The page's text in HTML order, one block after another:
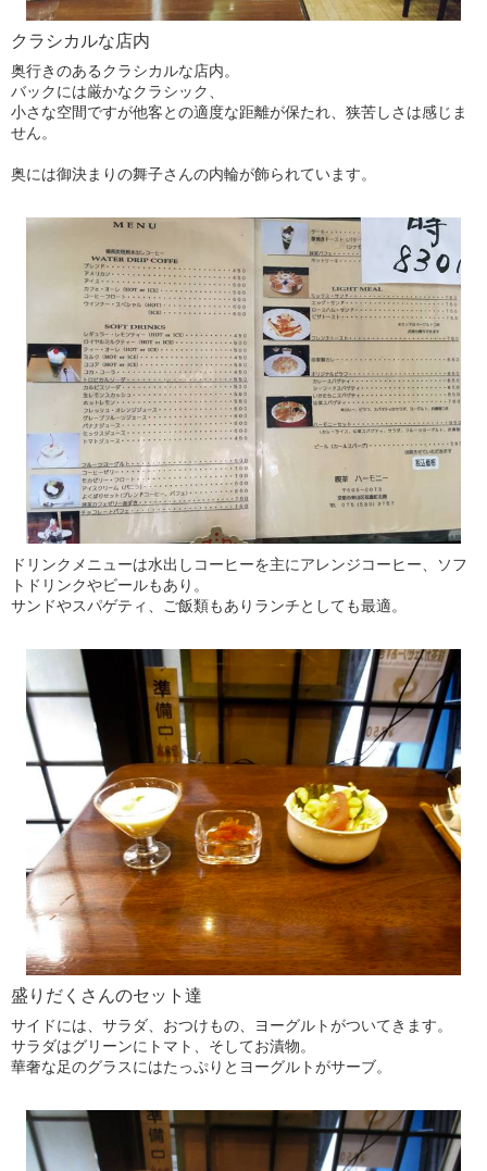
クラシカルな店内
奥行きのあるクラシカルな店内。
バックには厳かなクラシック、
小さな空間ですが他客との適度な距離が保たれ、狭苦しさは感じま
せん。
奥には御決まりの舞子さんの内輪が飾られています。
ドリンクメニューは水出しコーヒーを主にアレンジコーヒー、ソフ
トドリンクやビールもあり。
サンドやスパゲティ、ご飯類もありランチとしても最適。
盛りだくさんのセット達
サイドには、サラダ、おつけもの、ヨーグルトがついてきます。
サラダはグリーンにトマト、そしてお漬物。
華奢な足のグラスにはたっぷりとヨーグルトがサーブ。